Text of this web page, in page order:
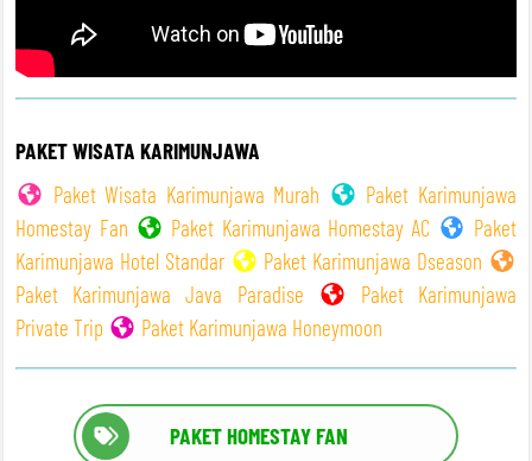
PAKET WISATA KARIMUNJAWA
Paket Wisata Karimunjawa Murah
Paket Karimunjawa
Homestay Fan
Paket Karimunjawa Homestay AC
Paket
Karimunjawa Hotel Standar
Paket Karimunjawa Dseason
Paket Karimunjawa Java Paradise
Paket Karimunjawa
Private Trip
Paket Karimunjawa Honeymoon
PAKET HOMESTAY FAN